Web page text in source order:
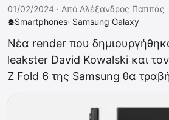
Smartphones· Samsung Galaxy
01/02/2024 · Από Αλέξανδρος Παππάς
Νέα render που
leakster David Kowalski και
Z Fold 6 της Samsung θα